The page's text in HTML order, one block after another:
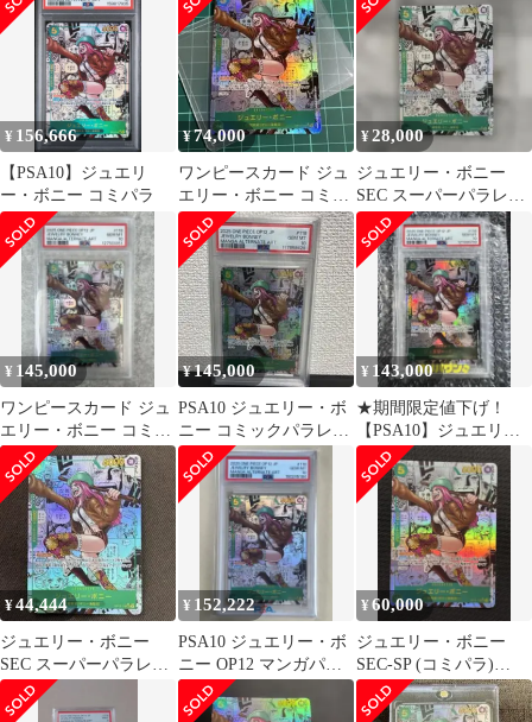
¥ 156,666
【PSA10】ジュエリ
ー・ボニー コミパラ
¥74,000
ワンピースカード ジュ
エリー・ボニー コミパ
ラ、24時間以内に発送
可能です。
¥28,000
ジュエリー・ボニー
SEC スーパーパラレル
(コミパラ) OP12-118
¥ 145,000
ワンピースカード ジュ
エリー・ボニー コミパ
ラ OP12-118 PSA10
¥145,000
PSA10 ジュエリー・ボ
ニー コミックパラレル
スーパーパラレル
¥ 143,000
★期間限定値下げ！
【PSA10】ジュエリー
ボニー コミパラ
¥44,444
ジュエリー・ボニー
SEC スーパーパラレル
(コミパラ) OP12-118
¥ 152,222
PSA10 ジュエリー・ボ
ニー OP12 マンガパラ
レル
¥60,000
ジュエリー・ボニー
SEC-SP (コミパラ)
[OP12-118]